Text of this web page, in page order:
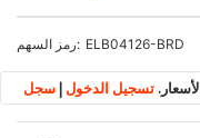
رمز السهم ELB04126-BRD
تسجيل الدخول | سجل